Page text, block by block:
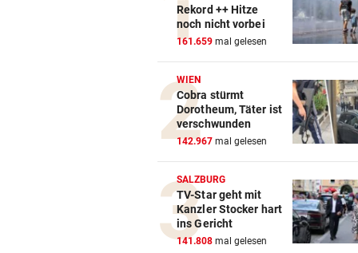
Rekord ++ Hitze
noch nicht vorbei
161.659 mal gelesen
WIEN
Cobra stürmt
Dorotheum, Täter ist
verschwunden
142.967 mal gelesen
SALZBURG
TV-Star geht mit
Kanzler Stocker hart
ins Gericht
141.808 mal gelesen